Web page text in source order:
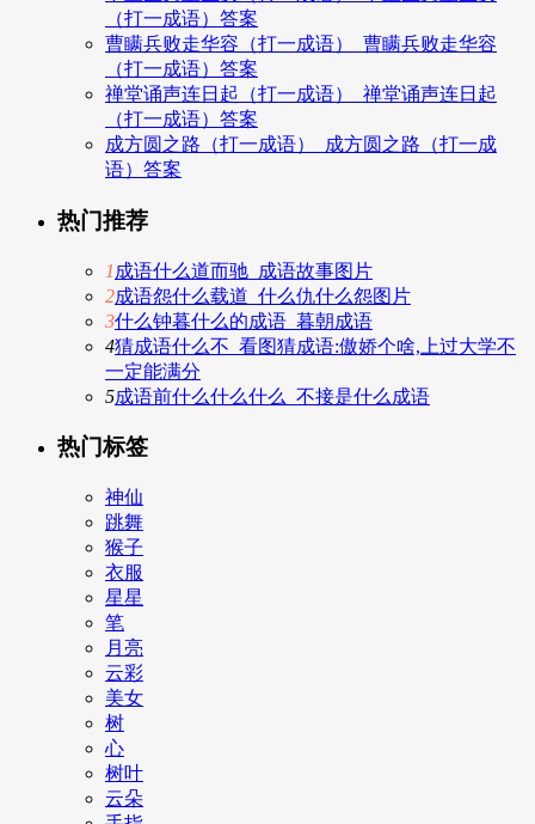
（打一成语）答案
曹瞒兵败走华容（打一成语）_曹瞒兵败走华容
（打一成语）答案
禅堂诵声连日起（打一成语）_禅堂诵声连日起
（打一成语）答案
成方圆之路（打一成语）_成方圆之路（打一成
语）答案
热门推荐
1 成语什么道而驰_成语故事图片
2成语怨什么载道_什么仇什么怨图片
3什么钟暮什么的成语_暮朝成语
4猜成语什么不_看图猜成语:傲娇个啥,上过大学不
一定能满分
5成语前什么什么什么_不接是什么成语
热门标签
神仙
跳舞
猴子
衣服
星星
笔
月亮
云彩
美女
树
心
树叶
云朵